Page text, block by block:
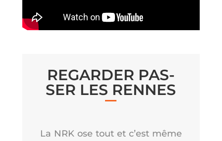
REGAR­DER PAS­
SER LES RENNES
La NRK ose tout et c’est même